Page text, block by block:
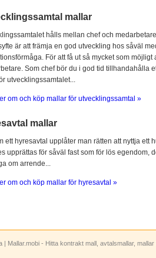
mallar
hålls mellan chef och
är att främja en god utveckling hos såväl
För att få ut så mycket som
Som chef bör du i god tid tillhandahålla
utvecklingssamtalet...
om och köp mallar för utvecklingssamtal »
mallar
ett hyresavtal upplåter man rätten att nyttja ett
upprättas för såväl fast som för lös egendom,
om arrende...
om och köp mallar för hyresavtal »
| Mallar.mobi - Hitta kontrakt mall, avtalsmallar,